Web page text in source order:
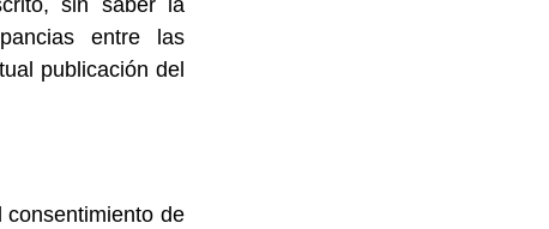
sin saber la
entre las
publicación del
de